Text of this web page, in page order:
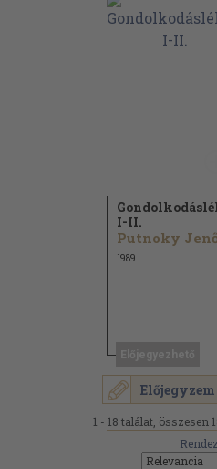
Előjegyzem
I-II.
Putnoky
1989
1 - 18 találat, összesen